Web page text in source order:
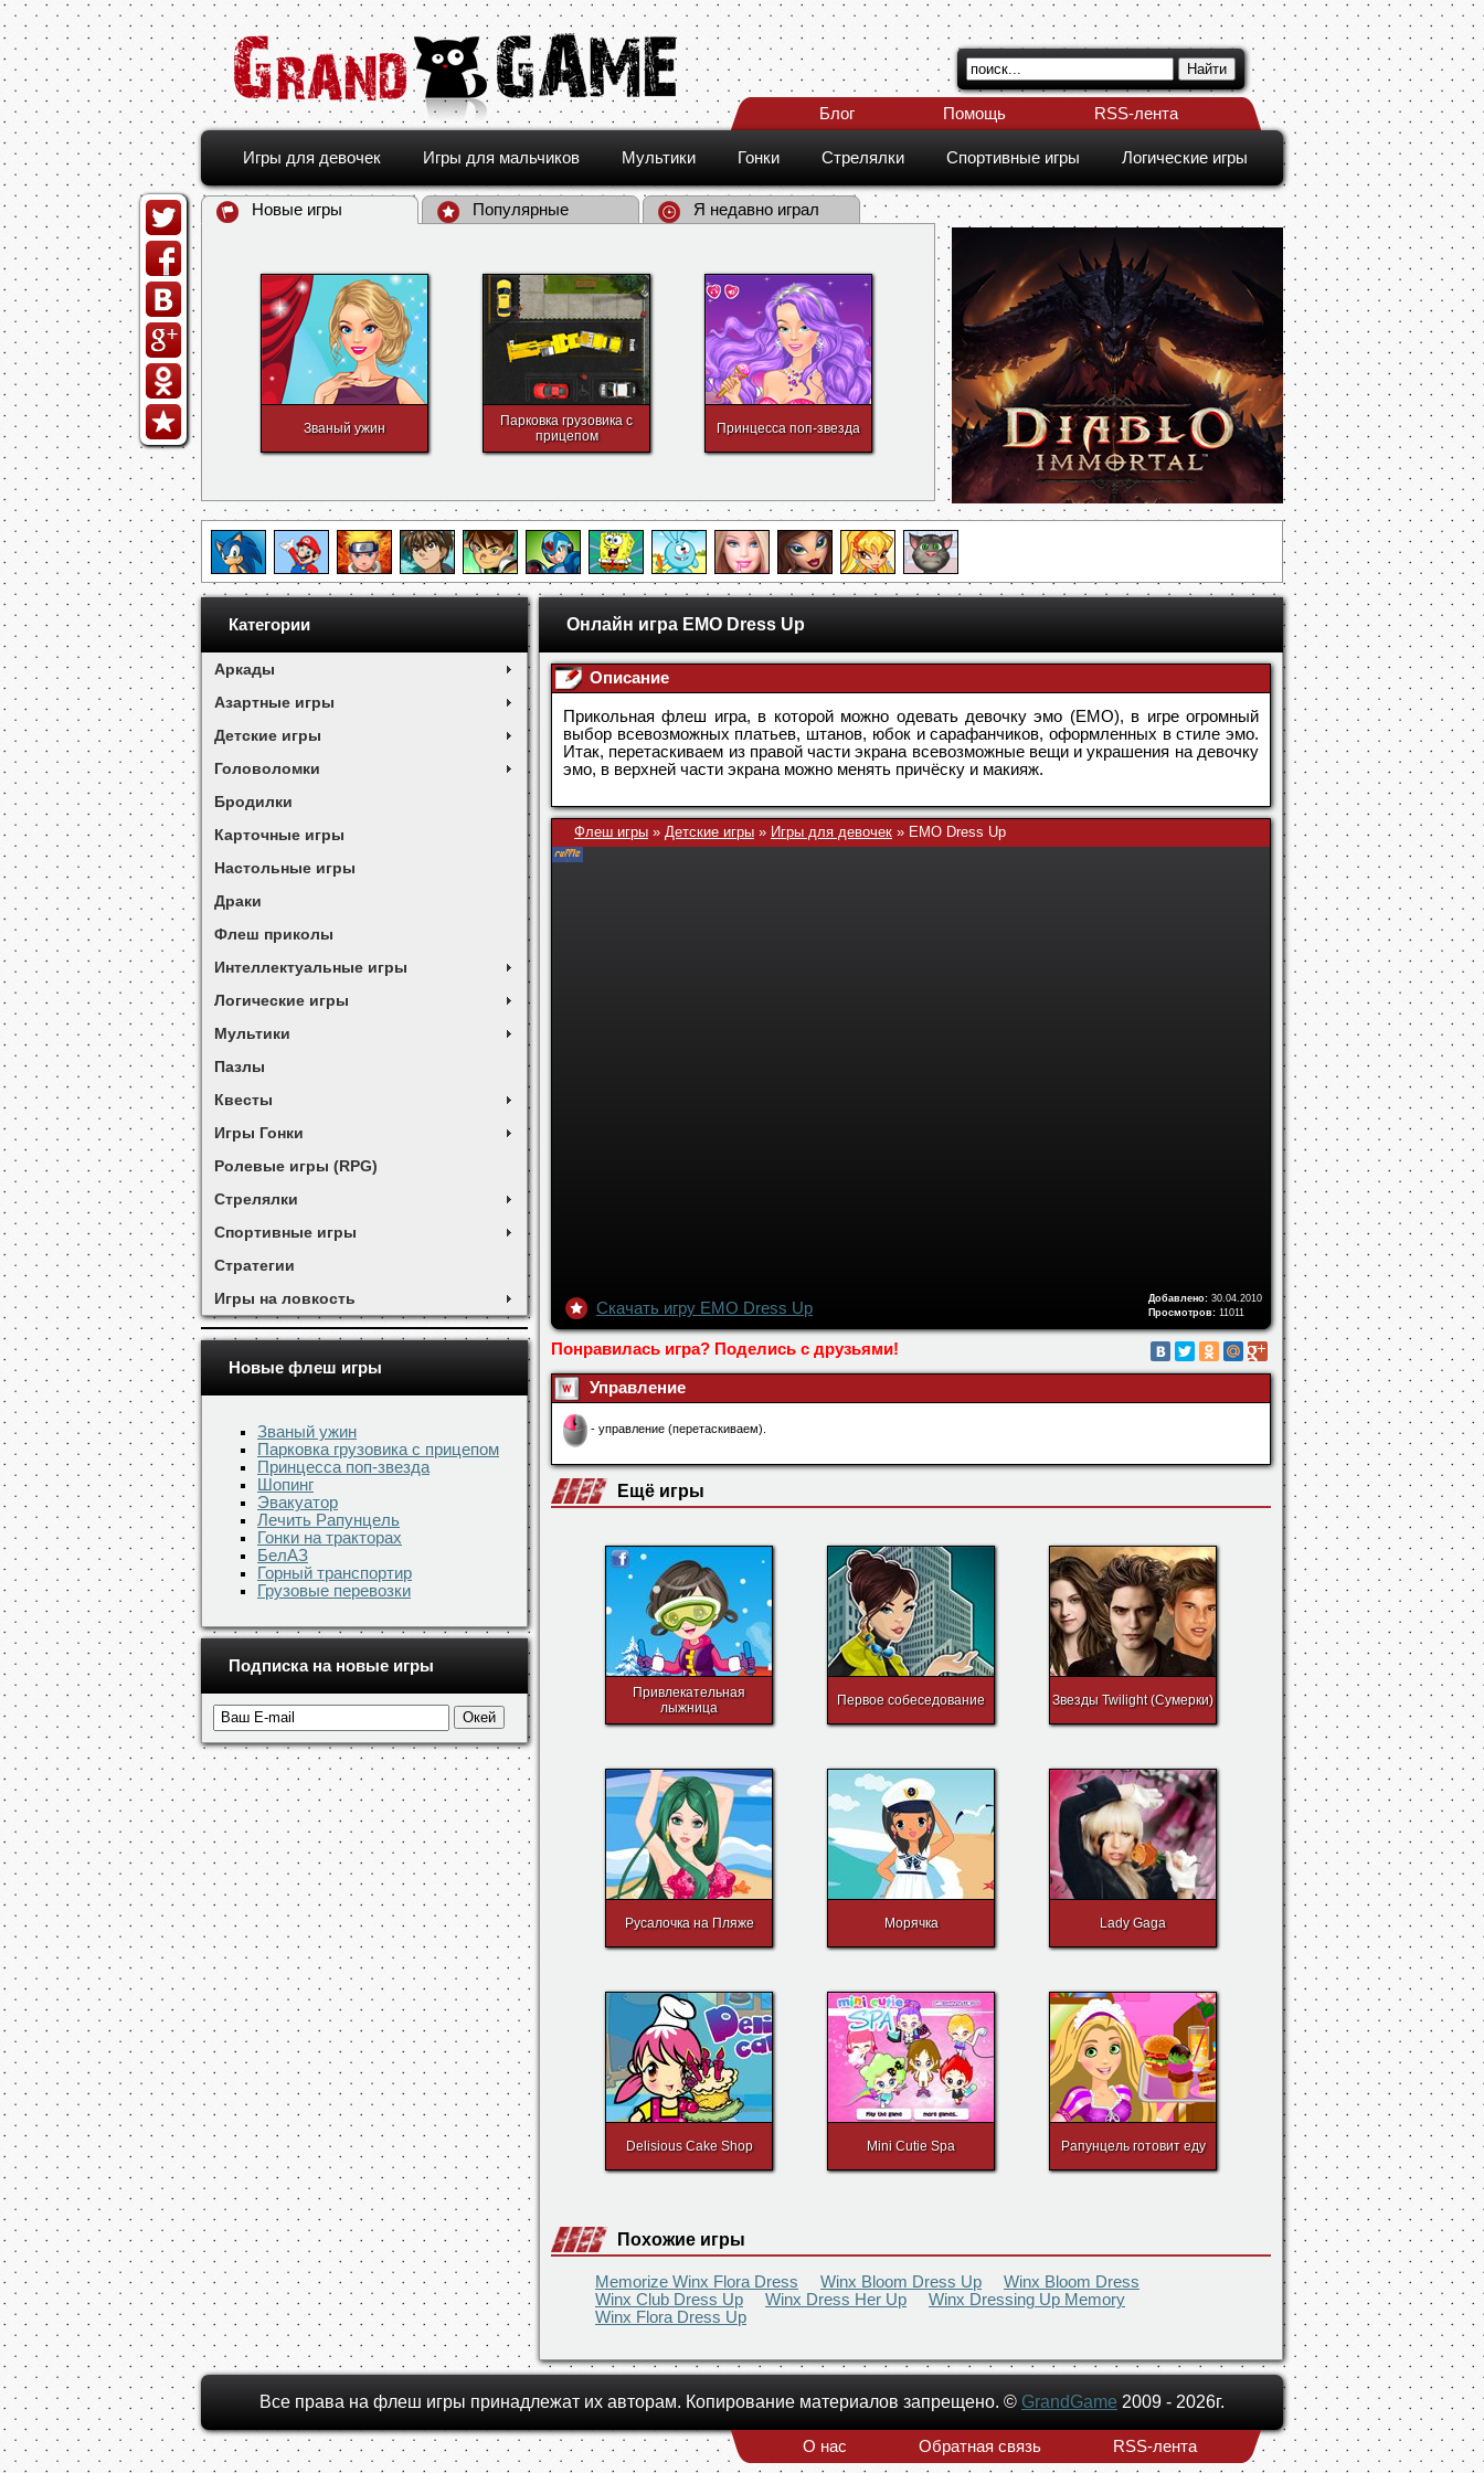
Блог Помощь RSS-лента
Игры для девочек Игры для мальчиков Мультики Гонки Стрелялки Спортивные игры Логические игры
Новые игры Популярные Я недавно играл
Званый ужин
Парковка грузовика с
прицепом
Принцесса поп-звезда
Категории
Аркады
Азартные игры
Детские игры
Головоломки
Бродилки
Карточные игры
Настольные игры
Драки
Флеш приколы
Интеллектуальные игры
Логические игры
Мультики
Пазлы
Квесты
Игры Гонки
Ролевые игры (RPG)
Стрелялки
Спортивные игры
Стратегии
Игры на ловкость
Новые флеш игры
Званый ужин
Парковка грузовика с прицепом
Принцесса поп-звезда
Шопинг
Эвакуатор
Лечить Рапунцель
Гонки на тракторах
БелАЗ
Горный транспортир
Грузовые перевозки
Подписка на новые игры
Онлайн игра EMO Dress Up
Описание
Прикольная флеш игра, в которой можно одевать девочку эмо (EMO), в игре огромный
выбор всевозможных платьев, штанов, юбок и сарафанчиков, оформленных в стиле эмо.
Итак, перетаскиваем из правой части экрана всевозможные вещи и украшения на девочку
эмо, в верхней части экрана можно менять причёску и макияж.
Флеш игры » Детские игры » Игры для девочек » EMO Dress Up
Скачать игру EMO Dress Up
Понравилась игра? Поделись с друзьями!
Управление
- управление (перетаскиваем).
Ещё игры
Привлекательная
лыжница
Первое собеседование Звезды Twilight (Сумерки)
Русалочка на Пляже Морячка Lady Gaga
Delisious Cake Shop Mini Cutie Spa Рапунцель готовит еду
Memorize Winx Flora Dress Winx Bloom Dress Up
Winx Bloom Dress
Winx Club Dress Up
Winx Dress Her Up
Winx Dressing Up Memory
Winx Flora Dress Up